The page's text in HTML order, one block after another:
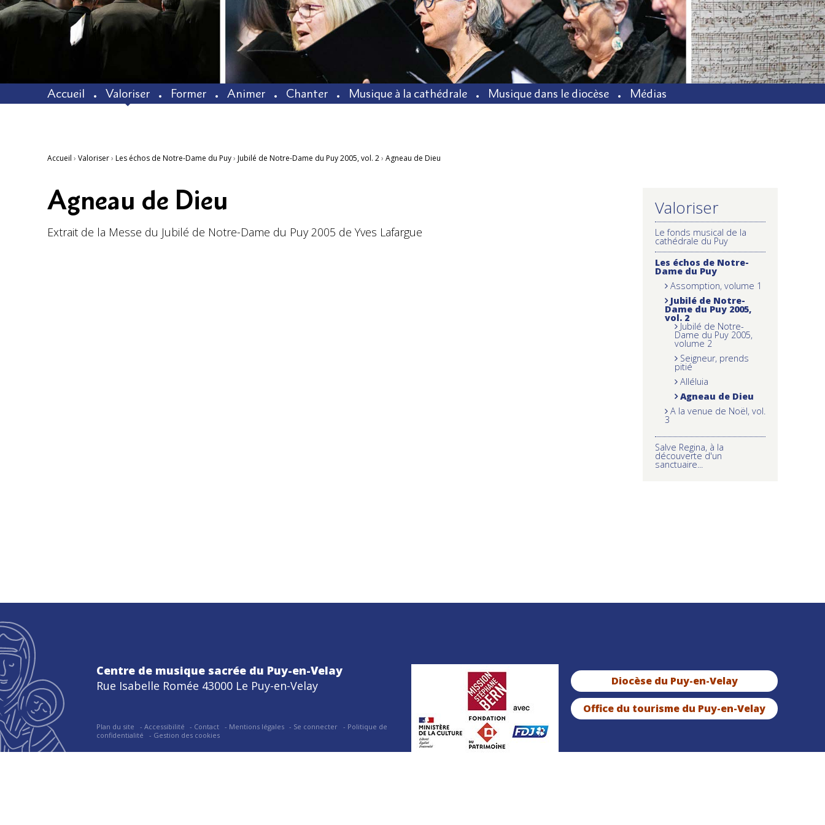
Accueil Valoriser Former Animer Chanter Musique à la cathédrale Musique dans le diocèse Médias
Accueil › Valoriser› Les échos de Notre-Dame du Puy› Jubilé de Notre-Dame du Puy 2005, vol. 2› Agneau de Dieu
NAVIGATION
Valoriser
Le fonds musical de la
cathédrale du Puy
Les échos de Notre-
Dame du Puy
Assomption, volume 1
Jubilé de Notre-
Dame du Puy 2005,
vol. 2
Jubilé de Notre-
Dame du Puy 2005,
volume 2
Seigneur, prends
pitié
Alléluia
Agneau de Dieu
A la venue de Noël, vol.
3
Salve Regina, à la
découverte d'un
sanctuaire...
Agneau de Dieu
Extrait de la Messe du Jubilé de Notre-Dame du Puy 2005 de Yves Lafargue
Diocèse du Puy-en-Velay
Office du tourisme du Puy-en-Velay
Centre de musique sacrée du Puy-en-Velay
Rue Isabelle Romée 43000 Le Puy-en-Velay
Plan du site Accessibilité Contact Mentions légales Se connecter
Politique de
confidentialité
Gestion des cookies